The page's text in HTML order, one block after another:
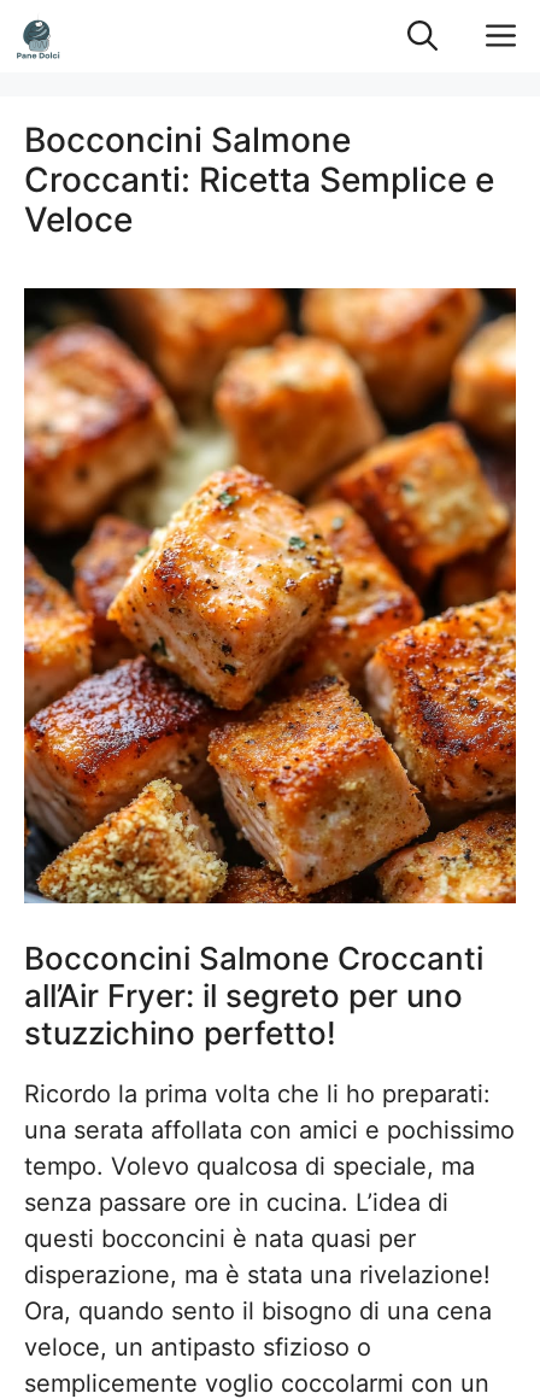
Vai
al
Bocconcini Salmone
Croccanti: Ricetta Semplice e
Veloce
Bocconcini Salmone Croccanti
all’Air Fryer: il segreto per uno
stuzzichino perfetto!
Ricordo la prima volta che li ho preparati:
una serata affollata con amici e pochissimo
tempo. Volevo qualcosa di speciale, ma
senza passare ore in cucina. L’idea di
questi bocconcini è nata quasi per
disperazione, ma è stata una rivelazione!
Ora, quando sento il bisogno di una cena
veloce, un antipasto sfizioso o
semplicemente voglio coccolarmi con un